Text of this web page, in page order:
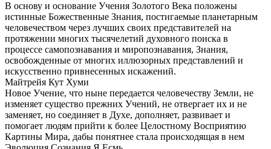
В основу и основание Учения Золотого Века положены
истинные Божественные Знания, постигаемые планетарным
человечеством через лучших своих представителей на
протяжении многих тысячелетий духовного поиска в
процессе самопознавания и миропознавания, Знания,
освобожденные от многих иллюзорных представлений и
искусственно привнесенных искажений.
Майтрейя Кут Хуми
Новое Учение, что ныне передается человечеству Земли, не
изменяет существо прежних Учений, не отвергает их и не
заменяет, но соединяет в Духе, дополняет, развивает и
помогает людям прийти к более Целостному Восприятию
Картины Мира, дабы понятнее стала происходящая в нем